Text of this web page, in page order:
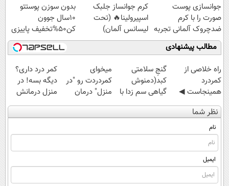
جوانسازی پوست
صورت را با کرم
ضدچروک آلمانی تجربه
کنید!
کرم جوانساز جلبک
اسپیرولینا🔥 (تحت
لیسانس آلمان)
بدون سوزن پوستتو
10سال جوون
کن50%تخفیف پاییزی
مطالب پیشنهادی
‌راه خلاصی از
کمردرد
همینجاست ◀
فقط کافیه فرم
رو پر کنی!
گنجِ سلامتی
کبد(دمنوش
گیاهی سم زدا با
55%تخفیف)
میخوای
کمردردت رو "در
منزل" درمان
کنی؟ (◂فیلم +
◂پرسش‌نامه)
کمر درد داری؟
دیگه بسه! در
منزل درمانش
کن
(◀پرسش‌نامه)
نظر شما
نام
ایمیل